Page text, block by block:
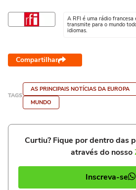
A RFI é uma rádio
transmite para o mundo
idiomas.
Compartilhar
TAGS
AS PRINCIPAIS NOTÍCIAS DA EUROPA
MUNDO
Curtiu? Fique por dentro das
através do nosso
Inscreva-se